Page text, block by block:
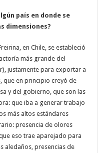
país en donde se
dimensiones?
en Chile, se estableció
más grande del
justamente para exportar a
que en principio creyó de
y del gobierno, que son las
que iba a generar trabajo
más altos estándares
presencia de olores
eso trae aparejado para
aledaños, presencias de